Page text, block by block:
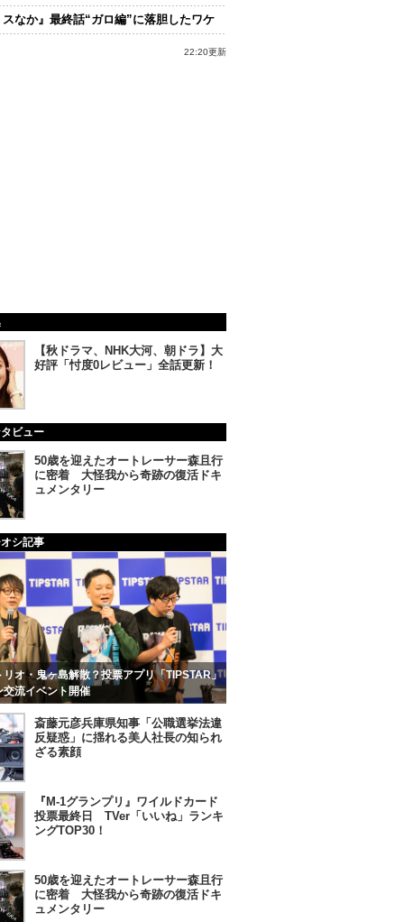
スなか』最終話“ガロ編”に落胆したワケ
22:20更新
【秋ドラマ、NHK大河、朝ドラ】大
好評「忖度0レビュー」全話更新！
ビュー
50歳を迎えたオートレーサー森且行
に密着 大怪我から奇跡の復活ドキ
ュメンタリー
シ記事
リオ・鬼ヶ島解散？投票アプリ「TIPSTAR」
交流イベント開催
斎藤元彦兵庫県知事「公職選挙法違
反疑惑」に揺れる美人社長の知られ
ざる素顔
『M-1グランプリ』ワイルドカード
投票最終日 TVer「いいね」ランキ
ングTOP30！
50歳を迎えたオートレーサー森且行
に密着 大怪我から奇跡の復活ドキ
ュメンタリー